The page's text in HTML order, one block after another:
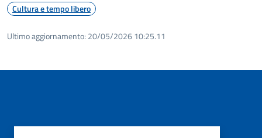
Cultura e tempo libero
Ultimo aggiornamento: 20/05/2026 10:25.11